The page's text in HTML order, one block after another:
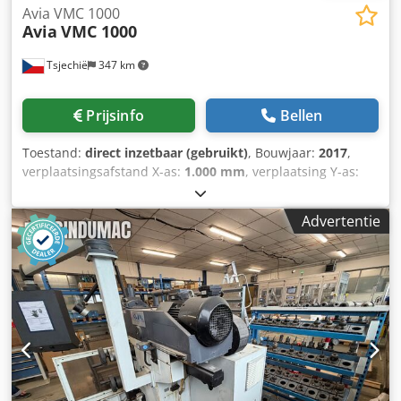
Tsjechië 347 km
Avia VMC 1000
Avia VMC 1000
Prijsinfo Bellen
Toestand: direct inzetbaar (gebruikt), Bouwjaar: 2017,
verplaatsingsafstand X-as: 1.000 mm, verplaatsing Y-as:
, verplaatsingsafstand Z-as:
controllerfabrikant:HEIDENHAIN, controller model:
iTNC530 HSCI, tafelbelasting:1.000 kg, totaalgewicht:
5.500 kg, spilsnelheid (max.):15.000 rpm, spil-
motorvermogen:17.000 W, aantal posities in het
gereedschapsmagazijn:30, aantal assen:4, Deze 4-assige
Avia VMC 1000 is geproduceerd in 2017. De machine
beschikt over een royale X-asverplaatsing van 1000 mm,
een Y-asverplaatsing van 540 mm en een Z-asverplaatsing
van 620 mm. De machine is uitgerust met een robuuste
tafel van 1200 x 540 mm en heeft een maximaal
tafelgewicht van 1000 kg. Als u op zoek bent naar
Advertentie